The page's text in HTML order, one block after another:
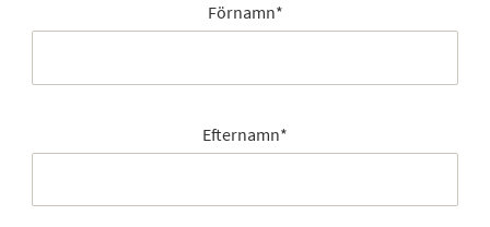
Förnamn*
Efternamn*